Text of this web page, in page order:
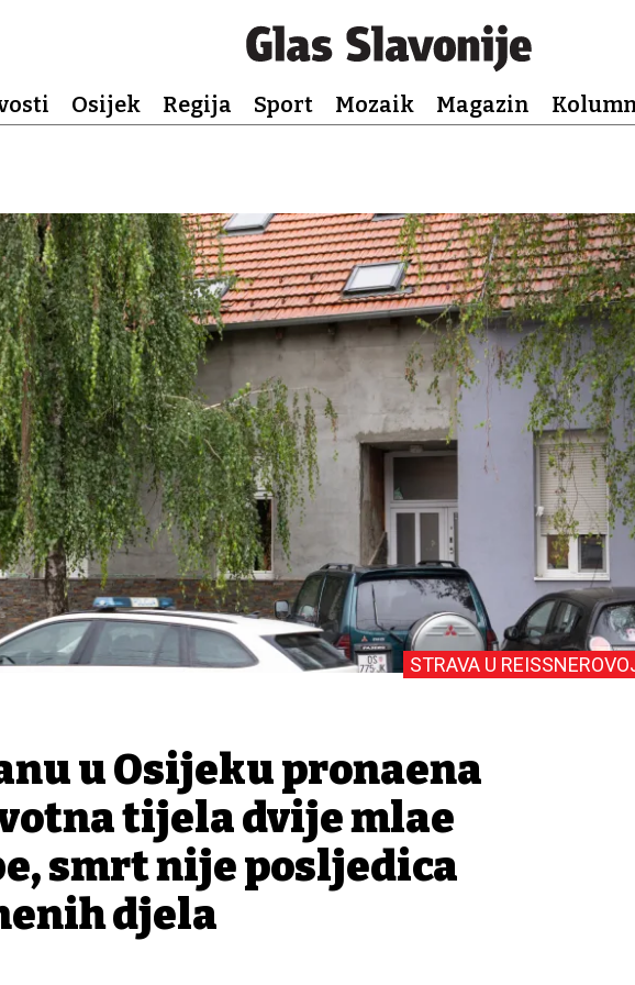
Osijek Regija Sport Mozaik Magazin
STRAVA U
u Osijeku pronađena
tijela dvije mlađe
smrt nije posljedica
djela